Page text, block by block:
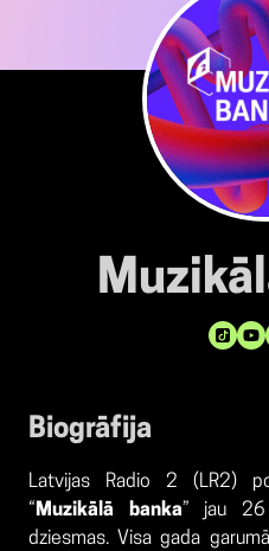
Biogrāfija
Latvijas Radio 2 (LR2)
“Muzikālā banka” jau 26
dziesmas. Visa gada